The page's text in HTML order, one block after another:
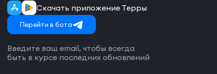
Скачать приложение Терры
Перейти в бота
Введите ваш email, чтобы всегда
быть в курсе последних обновлений